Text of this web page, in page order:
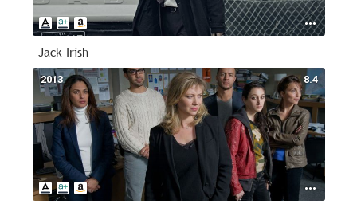
Jack Irish
8.4
2013